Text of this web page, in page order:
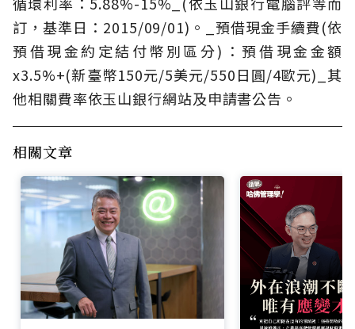
訂，基準日：2015/09/01)。_預借現金手續費(依
預借現金約定結付幣別區分)：預借現金金額
x3.5%+(新臺幣150元/5美元/550日圓/4歐元)_其
他相關費率依玉山銀行網站及申請書公告。
相關文章